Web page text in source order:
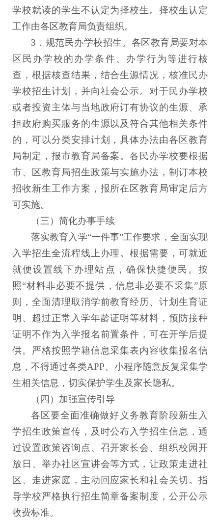
学校就读的学生不认定为择校生。择校生认定
工作由各区教育局负责组织。
3．规范民办学校招生。各区教育局要对本
区民办学校的办学条件、办学行为等进行核
查，根据核查结果，结合生源情况，核准民办
学校招生计划，并向社会公示。对于民办学校
或者投资主体与当地政府订有协议的生源、承
担政府购买服务的生源以及符合其他相关条件
的，可以分类安排计划，具体办法由各区教育
局制定，报市教育局备案。各民办学校要根据
市、区教育局招生政策与实施办法，制订本校
招收新生工作方案，报所在区教育局审定后方
可实施。
（三）简化办事手续
落实教育入学“一件事”工作要求，全面实现
入学招生全流程线上办理。根据需要，可就近
就便设置线下办理站点，确保快捷便民。按
照“材料非必要不提供，信息非必要不采集”原
则，全面清理取消学前教育经历、计划生育证
明、超过正常入学年龄证明等材料，预防接种
证明不作为入学报名前置条件，可在开学后提
供。严格按照学籍信息采集表内容收集报名信
息，不得通过各类APP、小程序随意反复采集学
生相关信息，切实保护学生及家长隐私。
（四）加强宣传引导
各区要全面准确做好义务教育阶段新生入
学招生政策宣传，及时公布入学招生信息，通
过设置政策咨询点、召开家长会、组织校园开
放日、举办社区宣讲会等方式，让政策走进社
区、走进家庭，主动回应家长和社会关切。指
导学校严格执行招生简章备案制度，公开公示
收费标准。